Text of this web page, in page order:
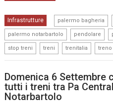
Infrastrutture palermo bagheria
palermo notarbartolo pendolare
stop treni treni trenitalia treno
Domenica 6 Settembre
tutti i treni tra Pa
Notarbartolo